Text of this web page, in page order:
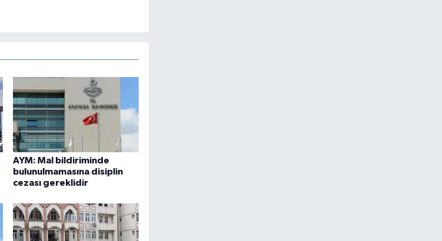
AYM: Mal bildiriminde
bulunulmamasına disiplin
cezası gereklidir